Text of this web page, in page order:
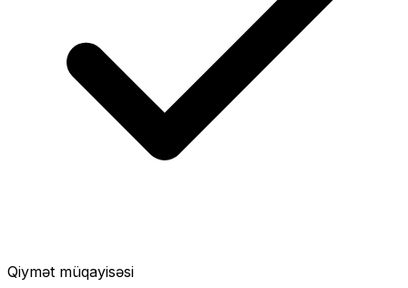
Qiymət müqayisəsi